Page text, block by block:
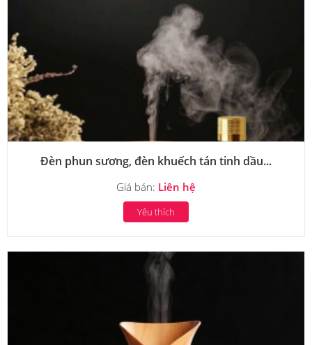
Đèn phun sương, đèn khuếch tán tinh dầu...
Giá bán: Liên hệ
Yêu thích